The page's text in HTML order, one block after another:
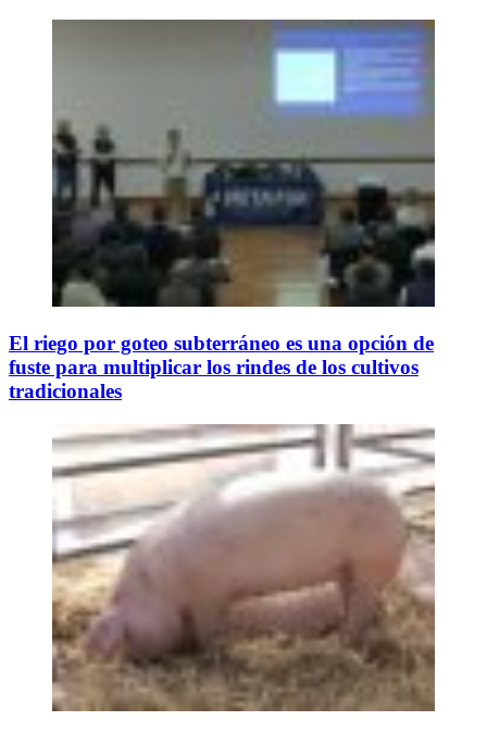
El riego por goteo subterráneo es una opción de
fuste para multiplicar los rindes de los cultivos
tradicionales